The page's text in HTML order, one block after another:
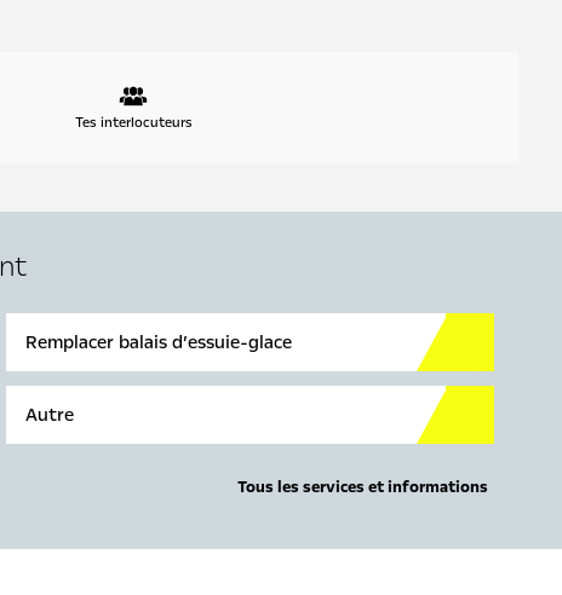
Tes interlocuteurs
Remplacer balais d’essuie-glace
Autre
Tous les services et informations